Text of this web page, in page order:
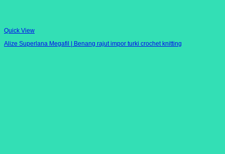
Quick View
Alize Superlana Megafil | Benang rajut impor turki crochet knitting